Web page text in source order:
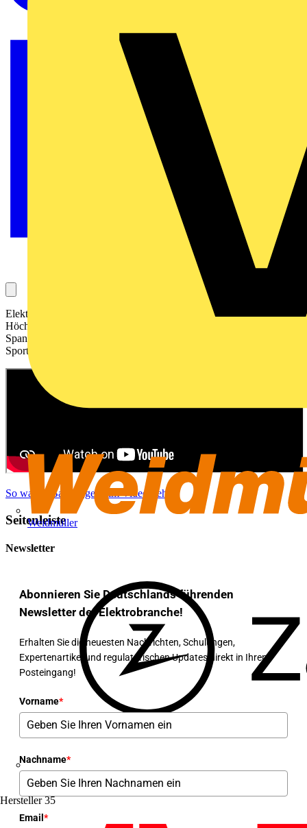
Weidmüller
Zaptec
Hersteller 35
Elektroinstallateure sind die Profis, die mit WAGO jeden Tag
Höchstleistung auf den Platz bringen. Ihre Erfolgsmomente voller
Spannung dürfen nicht unkommentiert bleiben – das ist ganz großer
Sport.
So war es Backstage beim Videodreh!
Seitenleiste
Newsletter
Abonnieren Sie Deutschlands führenden
Newsletter der Elektrobranche!
Erhalten Sie die neuesten Nachrichten, Schulungen,
Expertenartikel und regulatorischen Updates direkt in Ihren
Posteingang!
Vorname*
Nachname*
Email *